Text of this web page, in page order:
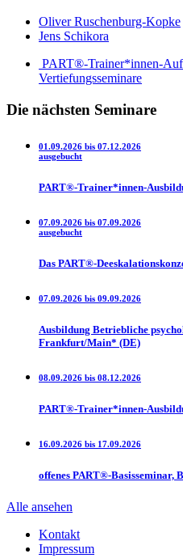
Oliver Ruschenburg-Kopke
Jens Schikora
PART®-Trainer*innen-
Vertiefungsseminare
Die nächsten Seminare
01.09.2026 bis 07.12.2026
ausgebucht
PART®-Trainer*innen-
07.09.2026 bis 07.09.2026
ausgebucht
Das PART®-
07.09.2026 bis 09.09.2026
Ausbildung Betriebliche
Frankfurt/Main* (DE)
08.09.2026 bis 08.12.2026
PART®-Trainer*innen-
16.09.2026 bis 17.09.2026
offenes PART®-Basisseminar,
Alle ansehen
Kontakt
Impressum